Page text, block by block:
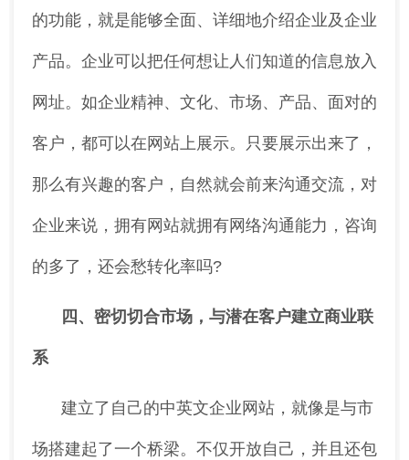
的功能，就是能够全面、详细地介绍企业及企业
产品。企业可以把任何想让人们知道的信息放入
网址。如企业精神、文化、市场、产品、面对的
客户，都可以在网站上展示。只要展示出来了，
那么有兴趣的客户，自然就会前来沟通交流，对
企业来说，拥有网站就拥有网络沟通能力，咨询
的多了，还会愁转化率吗?
四、密切切合市场，与潜在客户建立商业联
系
建立了自己的中英文企业网站，就像是与市
场搭建起了一个桥梁。不仅开放自己，并且还包